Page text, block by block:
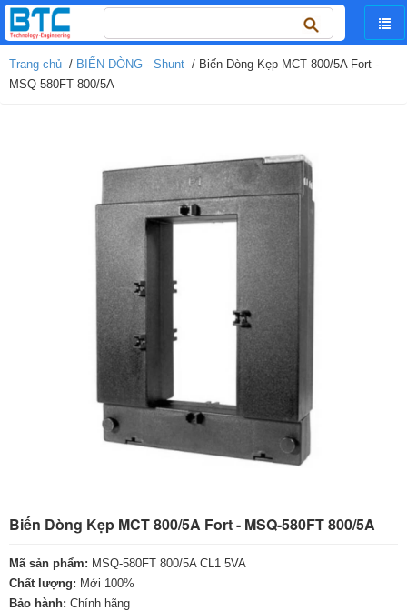
Tìm
kiếm
cho:
Trang chủ / BIẾN DÒNG - Shunt / Biến Dòng Kẹp MCT 800/5A Fort -
MSQ-580FT 800/5A
Biến Dòng Kẹp MCT 800/5A Fort - MSQ-580FT 800/5A
Mã sản phẩm: MSQ-580FT 800/5A CL1 5VA
Chất lượng: Mới 100%
Bảo hành: Chính hãng